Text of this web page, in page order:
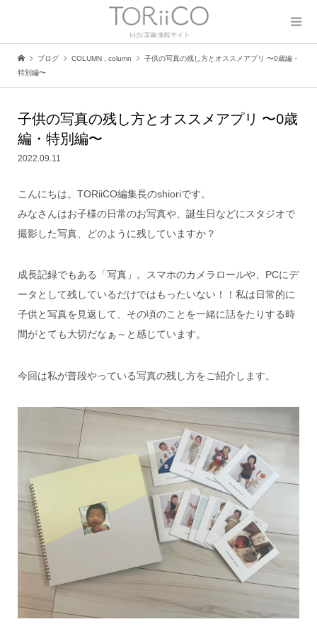
ブログ COLUMN column
子供の写真の残し方とオススメアプリ 〜0歳編・
特別編〜
子供の写真の残し方とオススメアプリ 〜0歳
編・特別編〜
2022.09.11
こんにちは。TORiiCO編集長のshioriです。
みなさんはお子様の日常のお写真や、誕生日などにスタジオで
撮影した写真、どのように残していますか？
成長記録でもある「写真」。スマホのカメラロールや、PCにデ
ータとして残しているだけではもったいない！！私は日常的に
子供と写真を見返して、その頃のことを一緒に話をたりする時
間がとても大切だなぁ～と感じています。
今回は私が普段やっている写真の残し方をご紹介します。